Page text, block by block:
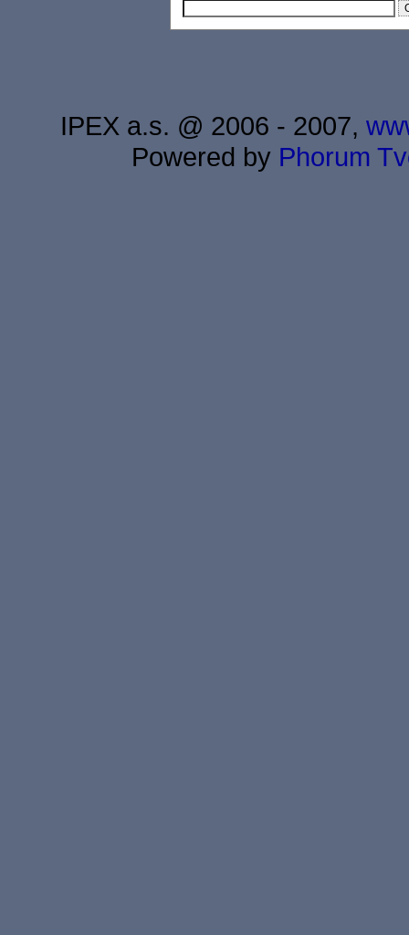
IPEX a.s. @ 2006 - 2007,
Powered by Phorum